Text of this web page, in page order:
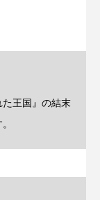
た王国』の結末